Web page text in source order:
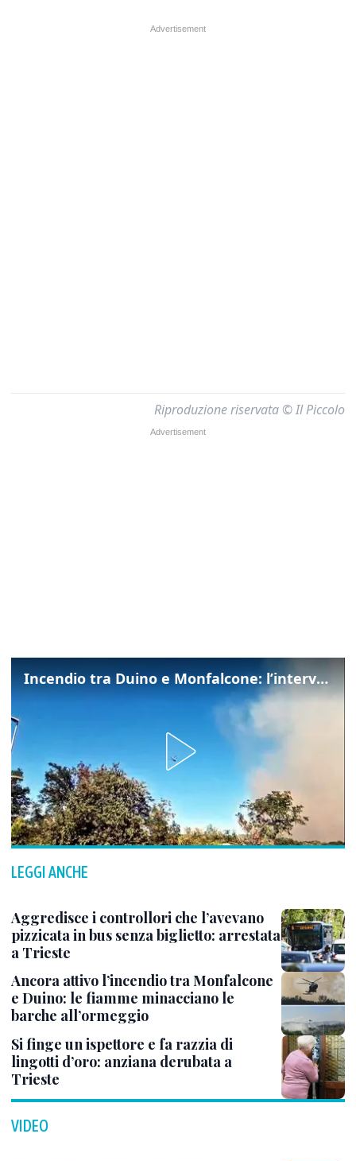
Riproduzione riservata © Il Piccolo
Incendio tra Duino e Monfalcone: l’intervento dei vigili del fuoco
LEGGI ANCHE
Aggredisce i controllori che l’avevano
pizzicata in bus senza biglietto: arrestata
a Trieste
Ancora attivo l’incendio tra Monfalcone
e Duino: le fiamme minacciano le
barche all’ormeggio
Si finge un ispettore e fa razzia di
lingotti d’oro: anziana derubata a
Trieste
VIDEO